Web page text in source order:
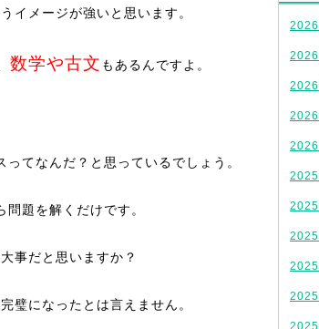
イメージが強いと思います。
数学や古文 もあるんですよ。
てなんだ？と思っているでしょう。
題を解くだけです。
事だと思いますか？
璧になったとは言えません。
2026
2026
2026
2026
2026
2025
2025
2025
2025
2025
2025